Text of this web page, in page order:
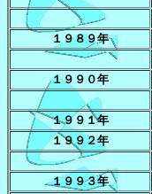
１９８９年
１９９０年
１９９１年
１９９２年
１９９３年